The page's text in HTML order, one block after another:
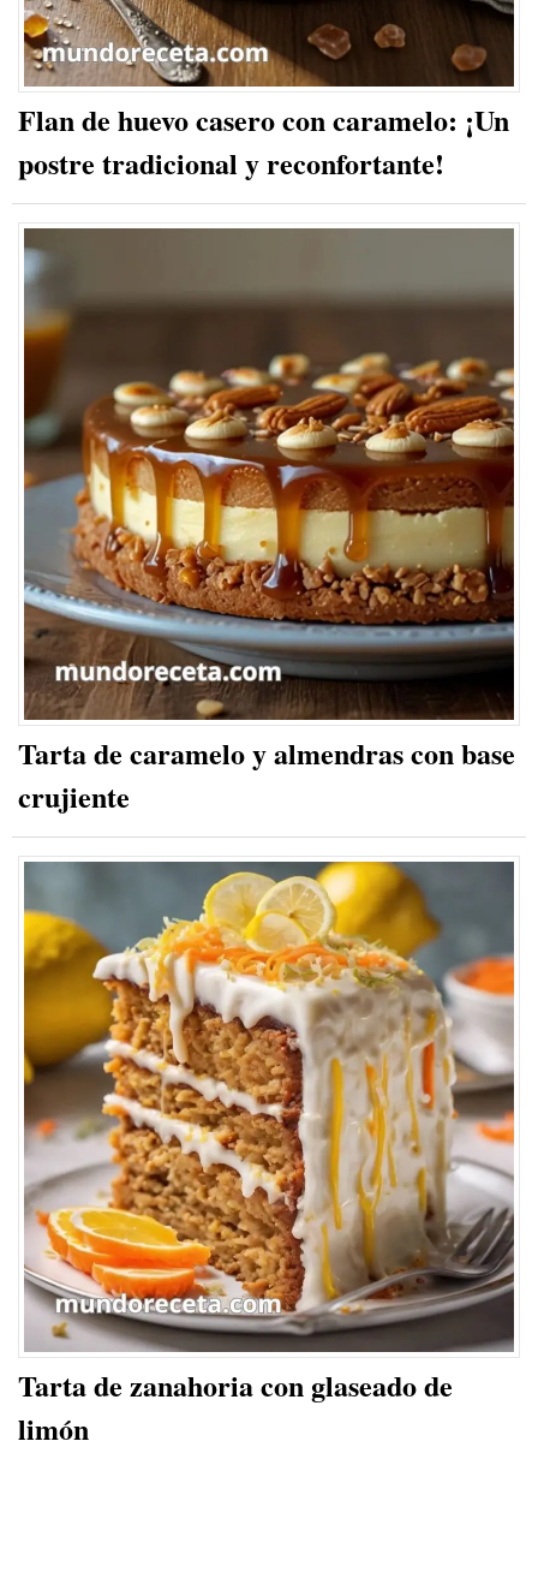
Flan de huevo casero con caramelo: ¡Un
postre tradicional y reconfortante!
Tarta de caramelo y almendras con base
crujiente
Tarta de zanahoria con glaseado de
limón